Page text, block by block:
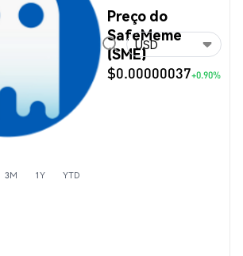
Preço do
SafeMeme
(SME)
$0.00000037+0.90%
USD
3M 1Y YTD